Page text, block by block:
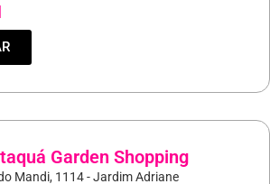
Garden Shopping
Mandi, 1114 - Jardim Adriane